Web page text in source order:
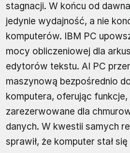
stagnacji. W końcu od
jedynie wydajność, a nie
komputerów. IBM PC
mocy obliczeniowej dla
edytorów tekstu. AI PC
maszynową bezpośrednio
komputera, oferując
zarezerwowane dla
danych. W kwestii samych
sprawił, że komputer stał